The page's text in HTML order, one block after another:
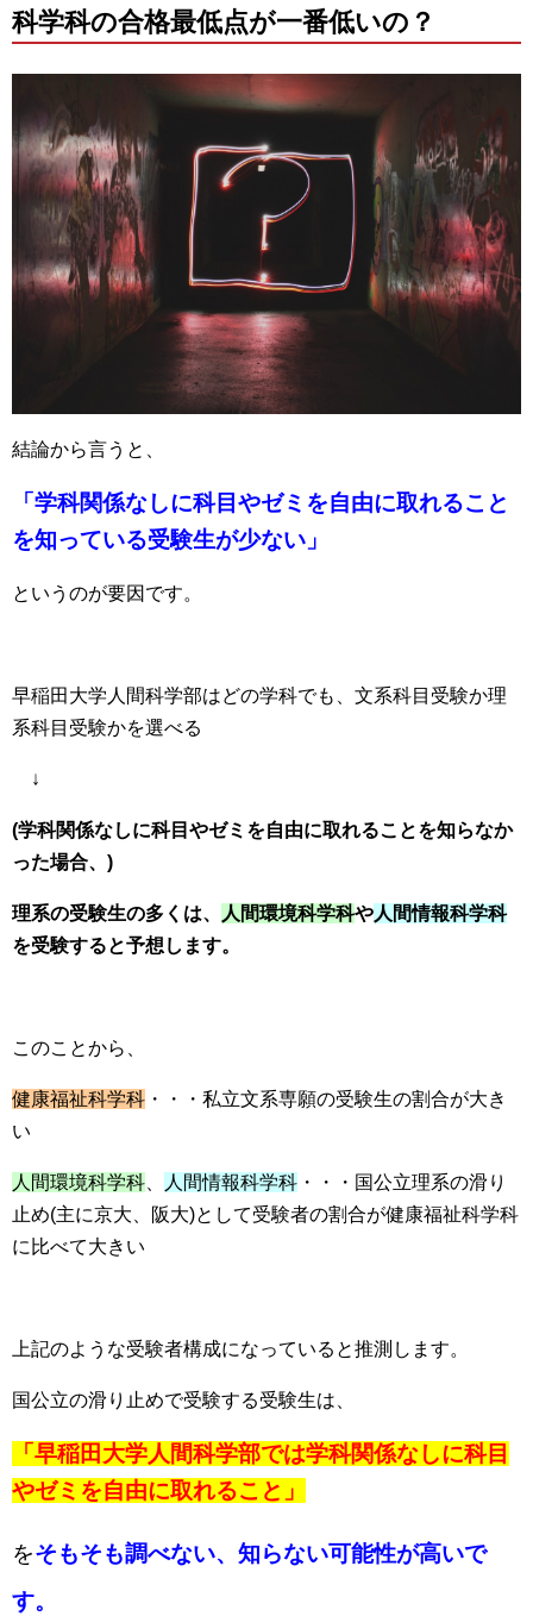
科学科の合格最低点が一番低いの？
結論から言うと、
「学科関係なしに科目やゼミを自由に取れること
を知っている受験生が少ない」
というのが要因です。
早稲田大学人間科学部はどの学科でも、文系科目受験か理
系科目受験かを選べる
↓
(学科関係なしに科目やゼミを自由に取れることを知らなか
った場合、)
理系の受験生の多くは、 人間環境科学科や人間情報科学科
を受験すると予想します。
このことから、
健康福祉科学科 ・・・私立文系専願の受験生の割合が大き
い
人間環境科学科 人間情報科学科 ・・・国公立理系の滑り
止め(主に京大、阪大)として受験者の割合が健康福祉科学科
に比べて大きい
上記のような受験者構成になっていると推測します。
国公立の滑り止めで受験する受験生は、
「早稲田大学人間科学部では学科関係なしに科目
やゼミを自由に取れること」
をそもそも調べない、知らない可能性が高いで
す。